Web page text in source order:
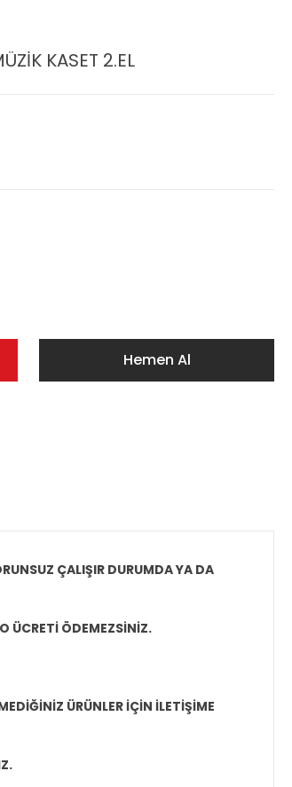
KASET 2.EL
Hemen Al
ÇALIŞIR DURUMDA YA DA
ÜCRETİ ÖDEMEZSİNİZ.
ÜRÜNLER İÇİN İLETİŞİME